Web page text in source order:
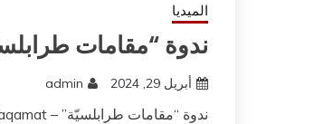
الميديا
ندوة “مقامات
أبريل 29, 2024 admin
ندوة “مقامات طرابلسيّة” – panel Tripolitan Maqamat